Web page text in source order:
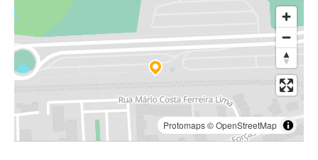
Protomaps©OpenStreetMap